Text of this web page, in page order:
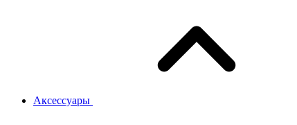
Аксессуары